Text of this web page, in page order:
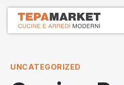
contenuto
Tepamarket
Cucine e arredamenti dal
UNCATEGORIZED